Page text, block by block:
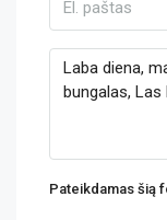
Pateikdamas šią